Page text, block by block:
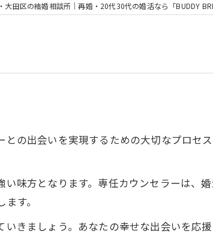
大田区の結婚相談所｜再婚・20代30代の婚活なら「BUDDY
の出会いを実現するための大切なプロセ
味方となります。専任カウンセラーは、
す。
きましょう。あなたの幸せな出会いを応援